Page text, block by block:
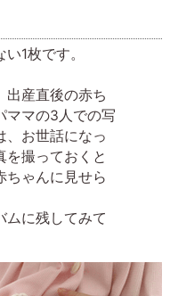
1枚です。
出産直後の赤ち
ママの3人での写
、お世話になっ
を撮っておくと
ちゃんに見せら
ムに残してみて